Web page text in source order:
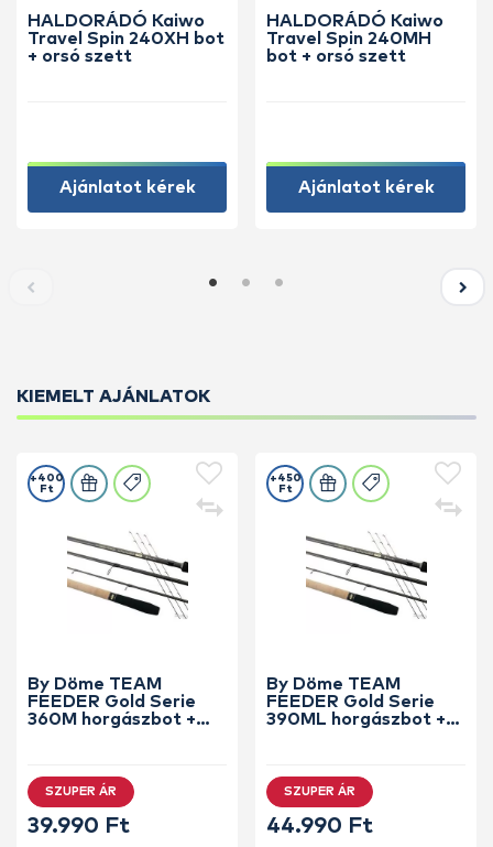
HALDORÁDÓ Kaiwo
Travel Spin 240XH bot
+ orsó szett
Ajánlatot kérek
HALDORÁDÓ Kaiwo
Travel Spin 240MH
bot + orsó szett
Ajánlatot kérek
KIEMELT AJÁNLATOK
By Döme TEAM
FEEDER Gold Serie
360M horgászbot +
+400
Ft
SZUPER ÁR
39.990 Ft
By Döme TEAM
FEEDER Gold Serie
390ML horgászbot +
+450
Ft
SZUPER ÁR
44.990 Ft